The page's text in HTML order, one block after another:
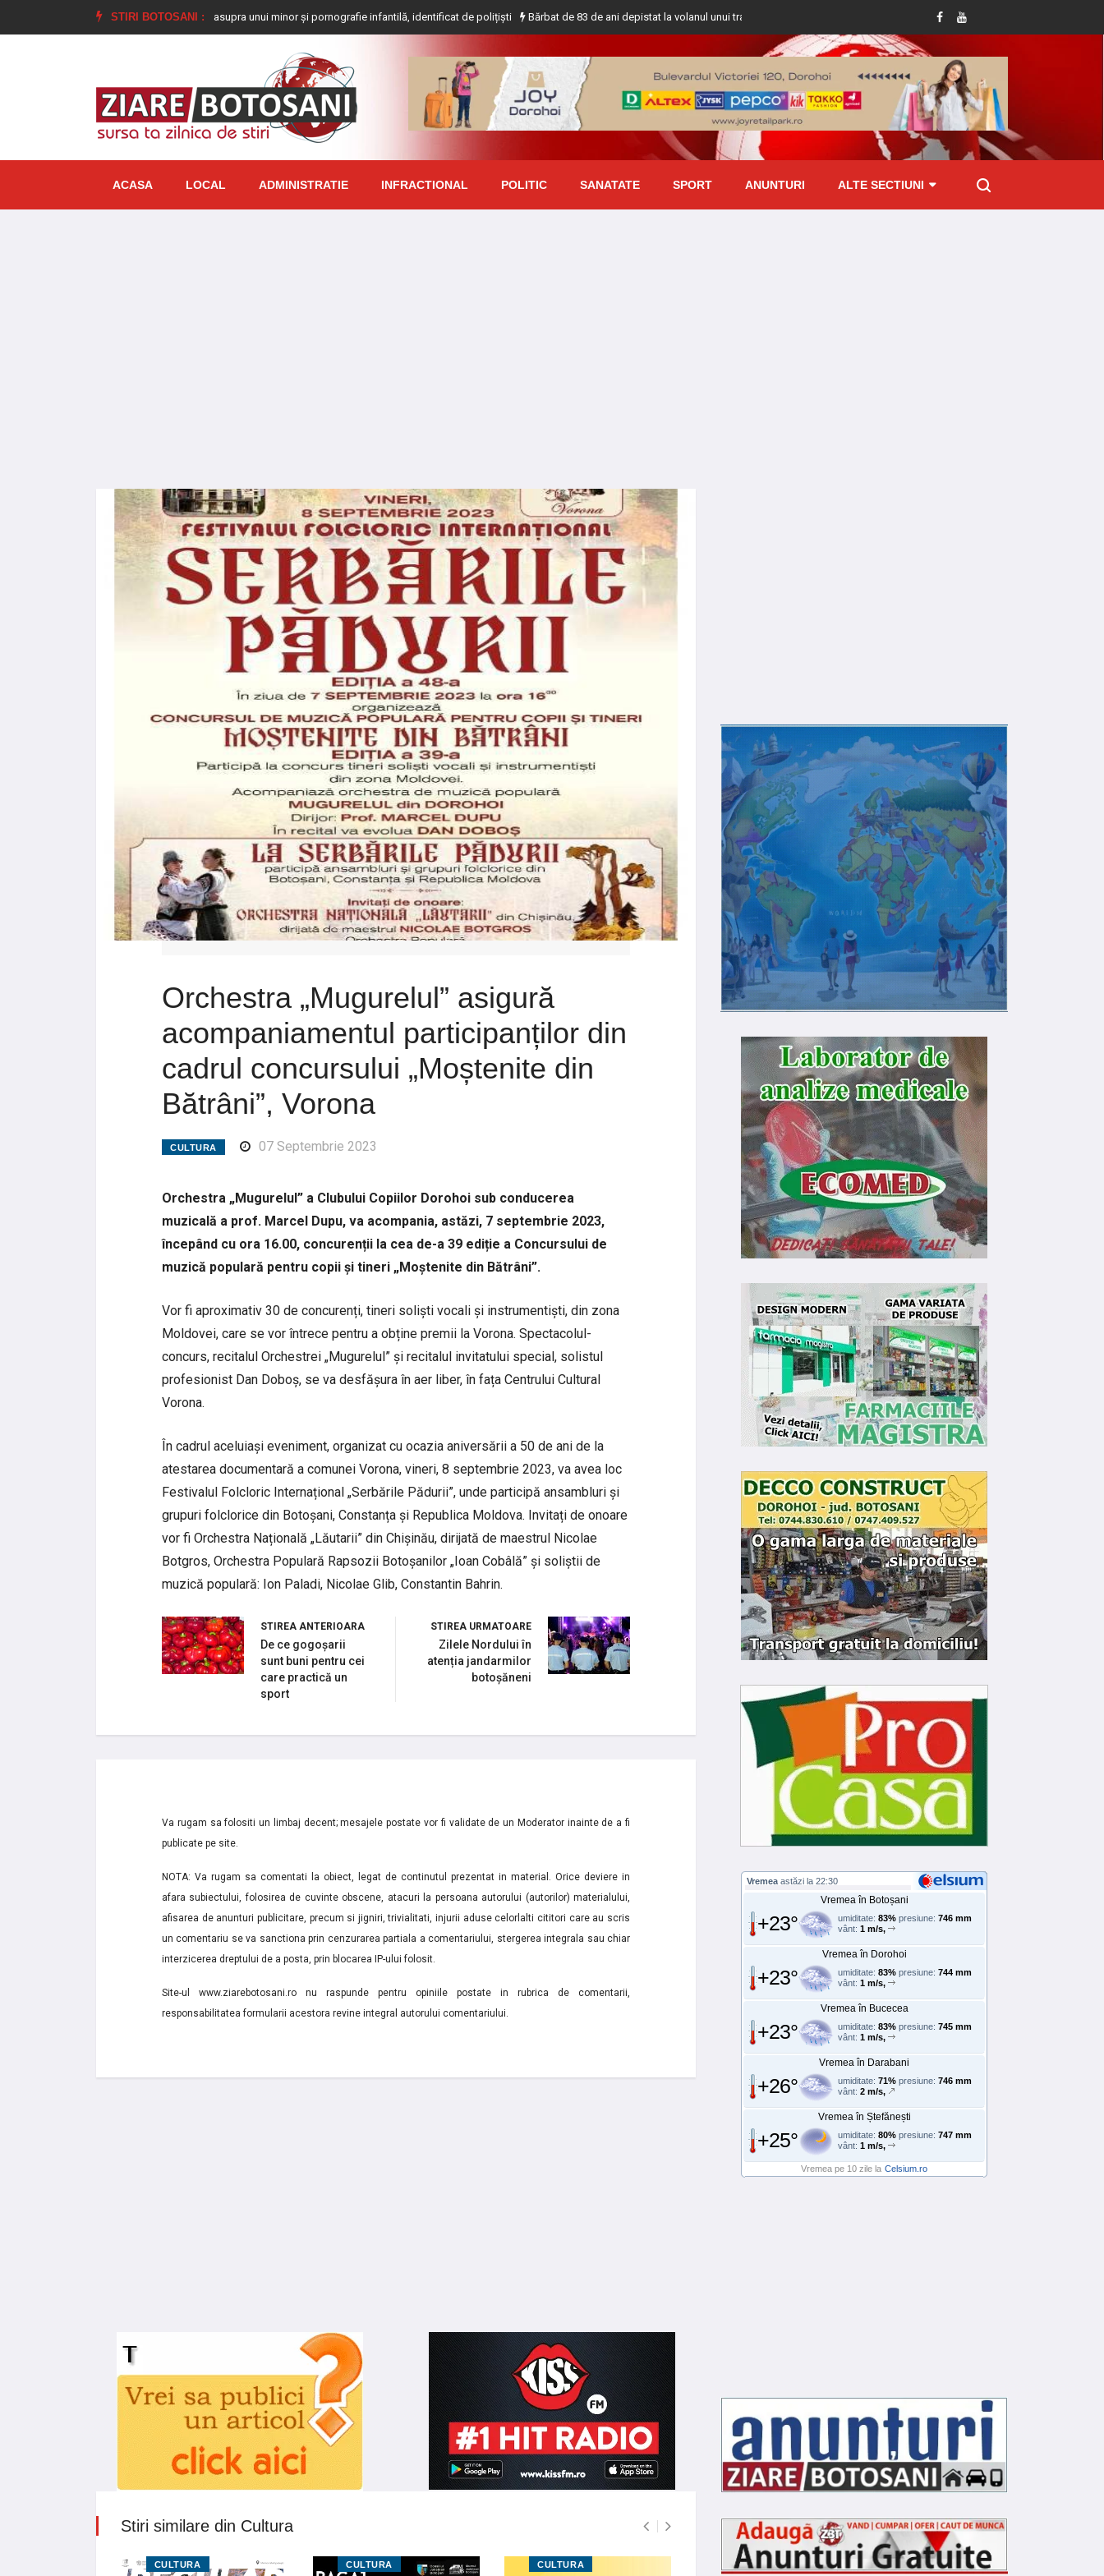
STIRI BOTOSANI :
la închisoare pentru viol asupra unui minor și pornografie infantilă, identificat de polițiști Bărbat de 83 de ani depistat la volanul unui tractor fără a deține permis de conducere Amenzi de peste 70 mii lei aplicate de ITM
ACASA LOCAL ADMINISTRATIE INFRACTIONAL POLITIC SANATATE SPORT ANUNTURI ALTE SECTIUNI
Orchestra „Mugurelul” asigură
acompaniamentul participanților din
cadrul concursului „Moștenite din
Bătrâni”, Vorona
CULTURA 07 Septembrie 2023
Orchestra „Mugurelul” a Clubului Copiilor Dorohoi sub conducerea
muzicală a prof. Marcel Dupu, va acompania, astăzi, 7 septembrie 2023,
începând cu ora 16.00, concurenții la cea de-a 39 ediție a Concursului de
muzică populară pentru copii și tineri „Moștenite din Bătrâni”.
Vor fi aproximativ 30 de concurenți, tineri soliști vocali și instrumentiști, din zona
Moldovei, care se vor întrece pentru a obține premii la Vorona. Spectacolul-
concurs, recitalul Orchestrei „Mugurelul” și recitalul invitatului special, solistul
profesionist Dan Doboș, se va desfășura în aer liber, în fața Centrului Cultural
Vorona.
În cadrul aceluiași eveniment, organizat cu ocazia aniversării a 50 de ani de la
atestarea documentară a comunei Vorona, vineri, 8 septembrie 2023, va avea loc
Festivalul Folcloric Internațional „Serbările Pădurii”, unde participă ansambluri și
grupuri folclorice din Botoșani, Constanța și Republica Moldova. Invitați de onoare
vor fi Orchestra Națională „Lăutarii” din Chișinău, dirijată de maestrul Nicolae
Botgros, Orchestra Populară Rapsozii Botoșanilor „Ioan Cobâlă” și soliștii de
muzică populară: Ion Paladi, Nicolae Glib, Constantin Bahrin.
STIREA ANTERIOARA
De ce gogoșarii
sunt buni pentru cei
care practică un
sport
STIREA URMATOARE
Zilele Nordului în
atenția jandarmilor
botoșăneni
Va rugam sa folositi un limbaj decent; mesajele postate vor fi validate de un Moderator inainte de a fi
publicate pe site.
NOTA: Va rugam sa comentati la obiect, legat de continutul prezentat in material. Orice deviere in
afara subiectului, folosirea de cuvinte obscene, atacuri la persoana autorului (autorilor) materialului,
afisarea de anunturi publicitare, precum si jigniri, trivialitati, injurii aduse celorlalti cititori care au scris
un comentariu se va sanctiona prin cenzurarea partiala a comentariului, stergerea integrala sau chiar
interzicerea dreptului de a posta, prin blocarea IP-ului folosit.
Site-ul www.ziarebotosani.ro nu raspunde pentru opiniile postate in rubrica de comentarii,
responsabilitatea formularii acestora revine integral autorului comentariului.
Stiri similare din Cultura
CULTURA CULTURA CULTURA CULTURA CULTURA
Vremea astăzi la 22:30
Vremea în Botoșani
+23° umiditate: 83% presiune: 746 mm
vânt: 1 m/s,
Vremea în Dorohoi
+23° umiditate: 83% presiune: 744 mm
vânt: 1 m/s,
Vremea în Bucecea
+23° umiditate: 83% presiune: 745 mm
vânt: 1 m/s,
Vremea în Darabani
+26° umiditate: 71% presiune: 746 mm
vânt: 2 m/s,
Vremea în Ștefănești
+25° umiditate: 80% presiune: 747 mm
vânt: 1 m/s,
Vremea pe 10 zile la Celsium.ro